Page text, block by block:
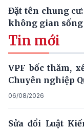
Đặt tên chung
không gian sống
Tin mới
VPF bốc thăm,
Chuyên nghiệp
06/08/2026
Sửa đổi Luật